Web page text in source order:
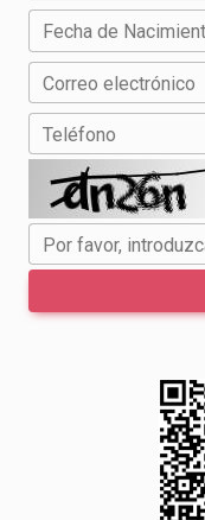
Fecha de
Correo electrónico
Teléfono
Por favor,